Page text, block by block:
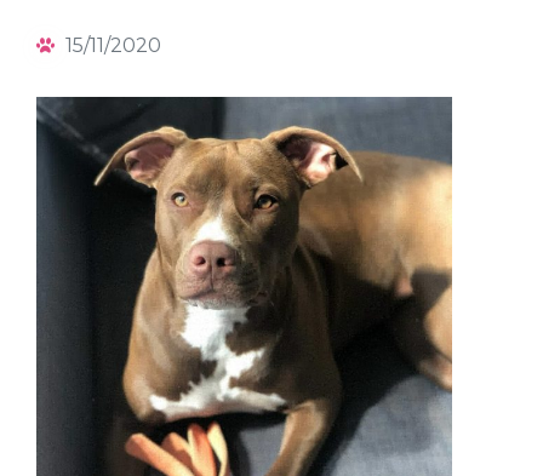
15/11/2020